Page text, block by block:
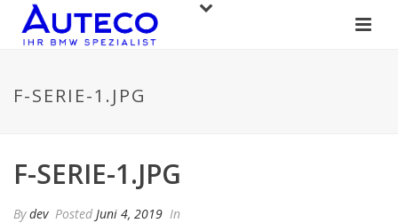
F-SERIE-1.JPG
F-SERIE-1.JPG
Bydev Posted Juni 4, 2019 In